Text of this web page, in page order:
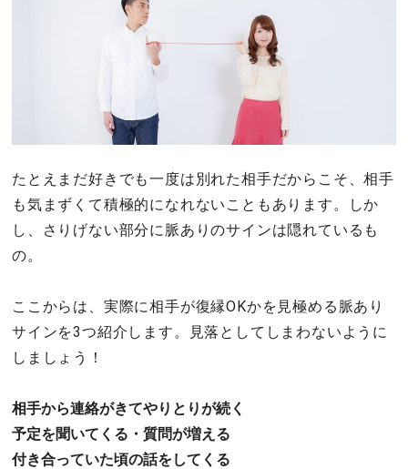
たとえまだ好きでも一度は別れた相手だからこそ、相手
も気まずくて積極的になれないこともあります。しか
し、さりげない部分に脈ありのサインは隠れているも
の。
ここからは、実際に相手が復縁OKかを見極める脈あり
サインを3つ紹介します。見落としてしまわないように
しましょう！
相手から連絡がきてやりとりが続く
予定を聞いてくる・質問が増える
付き合っていた頃の話をしてくる